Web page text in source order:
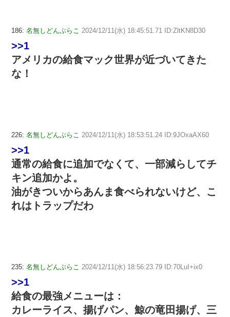
186: 名無しどんぶらこ 2024/12/11(水) 18:45:51.71 ID:ZltKN8D30
>>1
アメリカの給食マック世界が近づいてきた
な！
226: 名無しどんぶらこ 2024/12/11(水) 18:53:51.24 ID:9JOxaAX60
>>1
通常の給食に追加でなくて、一部減らしてチ
キン追加かよ。
油がきついからあんま食べられないけど、こ
れはトラップだわ
235: 名無しどんぶらこ 2024/12/11(水) 18:56:23.79 ID:70LuI+ix0
>>1
給食の最強メニューは：
カレーライス、揚げパン、鯨の竜田揚げ、三